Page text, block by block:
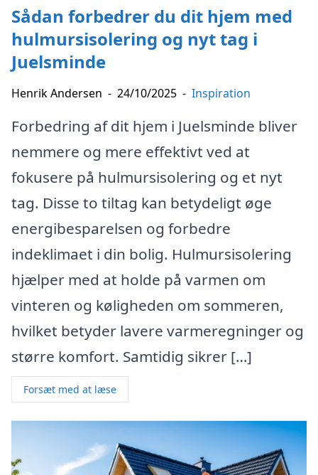
Sådan forbedrer du dit hjem med
hulmursisolering og nyt tag i
Juelsminde
Henrik Andersen - 24/10/2025 - Inspiration
Forbedring af dit hjem i Juelsminde bliver
nemmere og mere effektivt ved at
fokusere på hulmursisolering og et nyt
tag. Disse to tiltag kan betydeligt øge
energibesparelsen og forbedre
indeklimaet i din bolig. Hulmursisolering
hjælper med at holde på varmen om
vinteren og køligheden om sommeren,
hvilket betyder lavere varmeregninger og
større komfort. Samtidig sikrer […]
Forsæt med at læse